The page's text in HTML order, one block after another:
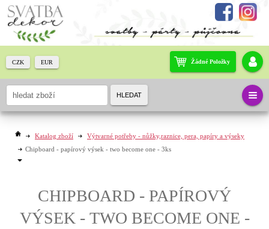
Katalog zboží
Výtvarné potřeby - nůžky,raznice, pera, papíry a výseky
Chipboard - papírový výsek - two become one - 3ks
CHIPBOARD - PAPÍROVÝ
VÝSEK - TWO BECOME ONE -
Žádné Položky
CZK EUR
HLEDAT